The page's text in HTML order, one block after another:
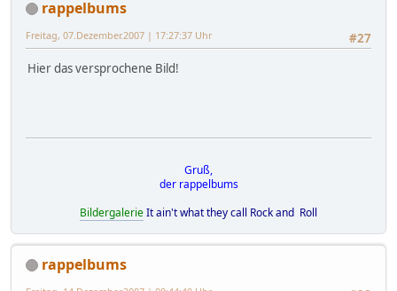
rappelbums
#27
Freitag, 07.Dezember.2007 | 17:27:37 Uhr
Hier das versprochene Bild!
Gruß,
der rappelbums
BildergalerieIt ain't what they call Rock and Roll
rappelbums